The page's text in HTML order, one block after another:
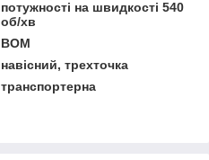
потужності на швидкості 540
об/хв
ВОМ
навісний, трехточка
транспортерна